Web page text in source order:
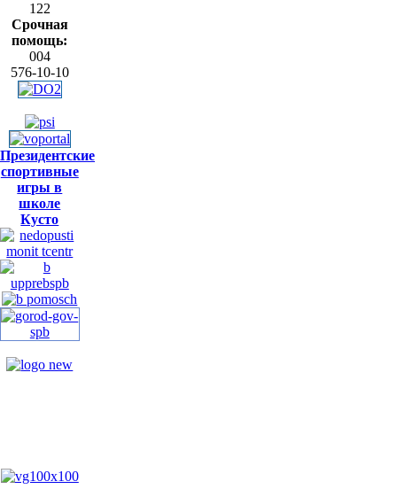
122
Срочная
помощь:
004
576-10-10
Президентские
спортивные
игры в
школе
Кусто